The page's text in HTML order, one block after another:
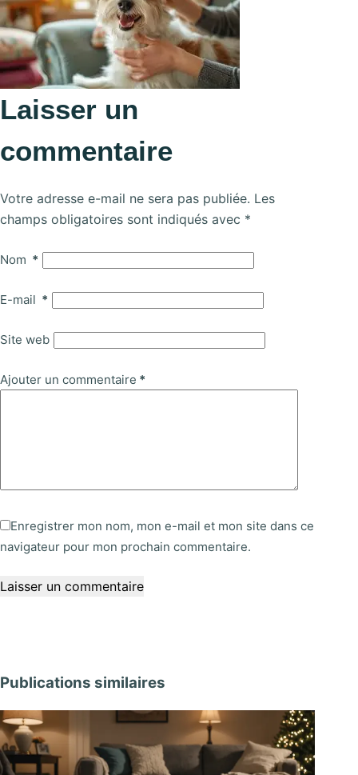
Laisser un
commentaire
Votre adresse e-mail ne sera pas publiée. Les
champs obligatoires sont indiqués avec *
Nom *
E-mail *
Site web
Ajouter un commentaire *
Enregistrer mon nom, mon e-mail et mon site dans ce
navigateur pour mon prochain commentaire.
Laisser un commentaire
Publications similaires